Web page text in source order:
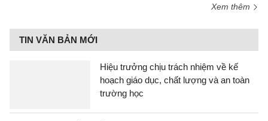
Xem thêm
TIN VĂN BẢN MỚI
Hiệu trưởng chịu trách nhiệm về kế
hoạch giáo dục, chất lượng và an toàn
trường học